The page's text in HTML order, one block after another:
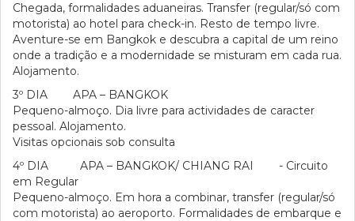
Chegada, formalidades aduaneiras. Transfer (regular/só com
motorista) ao hotel para check-in. Resto de tempo livre.
Aventure-se em Bangkok e descubra a capital de um reino
onde a tradição e a modernidade se misturam em cada rua.
Alojamento.
3º DIA APA – BANGKOK
Pequeno-almoço. Dia livre para actividades de caracter
pessoal. Alojamento.
Visitas opcionais sob consulta
4º DIA APA – BANGKOK/ CHIANG RAI - Circuito
em Regular
Pequeno-almoço. Em hora a combinar, transfer (regular/só
com motorista) ao aeroporto. Formalidades de embarque e